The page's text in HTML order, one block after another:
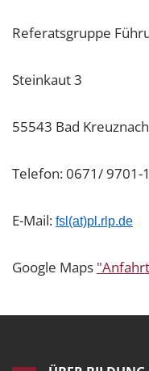
Referatsgruppe
Steinkaut 3
55543 Bad Kreuznach
Telefon: 0671/ 9701-
E-Mail: fsl(at)pl.rlp.de
Google Maps